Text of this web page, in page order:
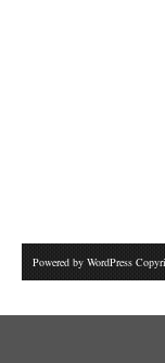
Powered by WordPress